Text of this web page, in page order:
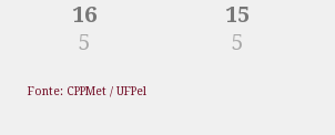
16
5
15
5
Fonte: CPPMet / UFPel